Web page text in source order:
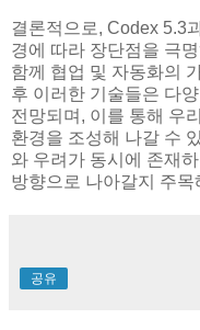
결론적으로, Codex 5.3
경에 따라 장단점을 극
함께 협업 및 자동화의
후 이러한 기술들은 다
전망되며, 이를 통해 우
환경을 조성해 나갈 수
와 우려가 동시에 존재
방향으로 나아갈지 주목
공유